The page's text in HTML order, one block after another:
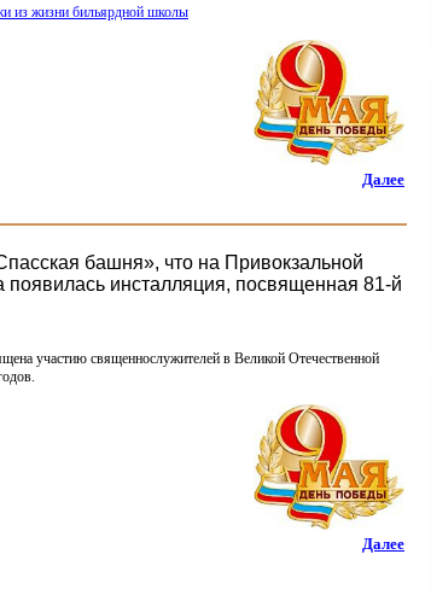
из жизни бильярдной школы
Далее
башня», что на Привокзальной
появилась инсталляция, посвященная 81-й
участию священнослужителей в Великой Отечественной
Далее